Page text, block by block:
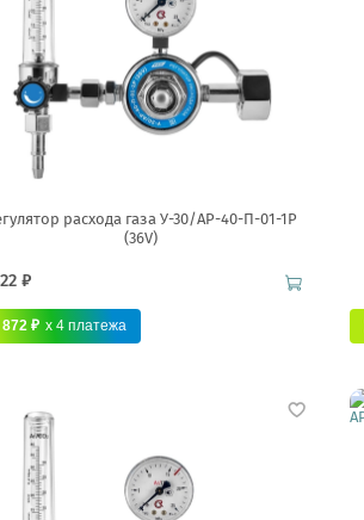
расхода газа У-30/АР-40-П-01-1Р
(36V)
₽
872 ₽ x 4 платежа